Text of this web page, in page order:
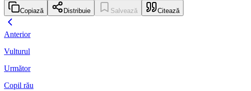
Copiază Distribuie Salvează Citează
Anterior
Vulturul
Următor
Copil rău